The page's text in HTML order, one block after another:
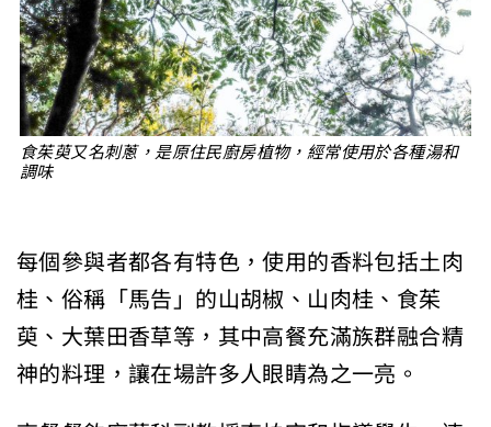
食茱萸又名刺蔥，是原住民廚房植物，經常使用於各種湯和
調味
每個參與者都各有特色，使用的香料包括土肉
桂、俗稱「馬告」的山胡椒、山肉桂、食茱
萸、大葉田香草等，其中高餐充滿族群融合精
神的料理，讓在場許多人眼睛為之一亮。